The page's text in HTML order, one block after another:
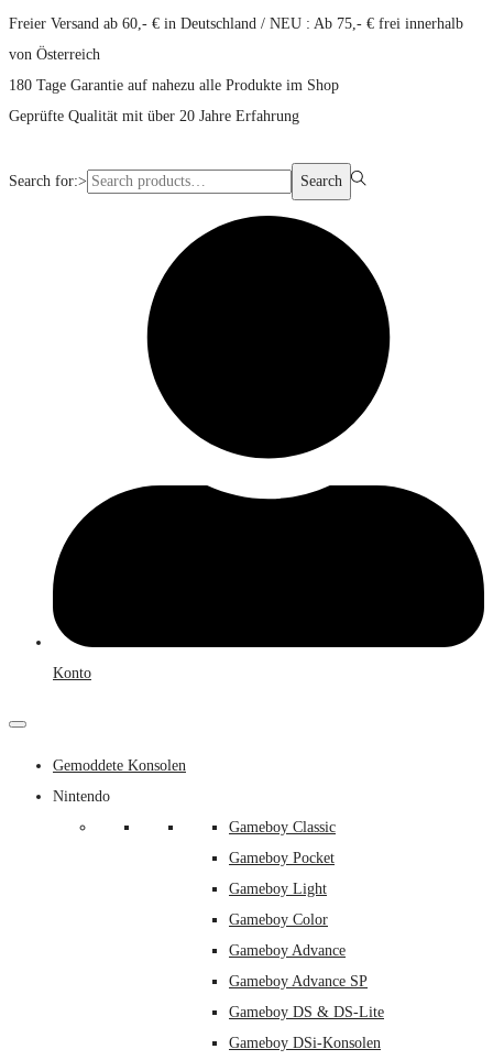
Freier Versand ab 60,- € in Deutschland / NEU : Ab 75,- € frei innerhalb
von Österreich
180 Tage Garantie auf nahezu alle Produkte im Shop
Geprüfte Qualität mit über 20 Jahre Erfahrung
Search for:> Search
Konto
Gemoddete Konsolen
Nintendo
Gameboy Classic
Gameboy Pocket
Gameboy Light
Gameboy Color
Gameboy Advance
Gameboy Advance SP
Gameboy DS & DS-Lite
Gameboy DSi-Konsolen